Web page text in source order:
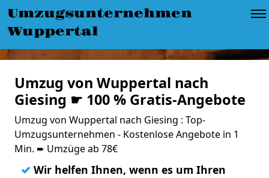
Umzugsunternehmen
Wuppertal
Umzug von Wuppertal nach
Giesing ☛ 100 % Gratis-Angebote
Umzug von Wuppertal nach Giesing : Top-
Umzugsunternehmen - Kostenlose Angebote in 1
Min. ➨ Umzüge ab 78€
✓ Wir helfen Ihnen, wenn es um Ihren